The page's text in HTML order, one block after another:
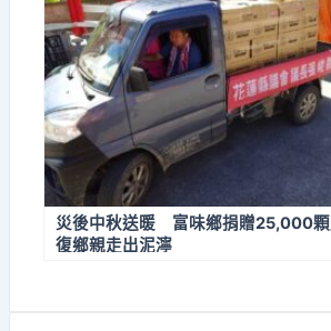
災後中秋送暖 富味鄉捐贈25,000顆
復鄉親走出泥濘